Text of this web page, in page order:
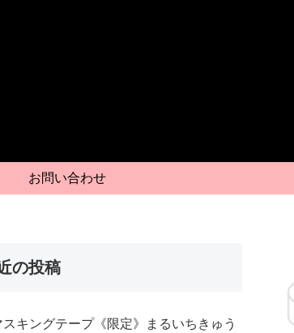
お問い合わせ
の投稿
スキングテープ《限定》まるいちきゅう